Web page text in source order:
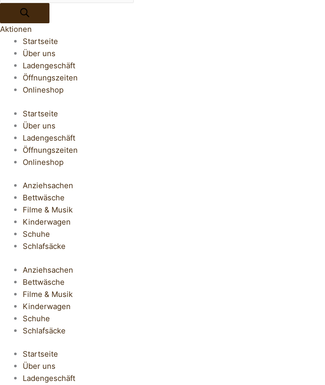
Aktionen
Startseite
Über uns
Ladengeschäft
Öffnungszeiten
Onlineshop
Startseite
Über uns
Ladengeschäft
Öffnungszeiten
Onlineshop
Anziehsachen
Bettwäsche
Filme & Musik
Kinderwagen
Schuhe
Schlafsäcke
Anziehsachen
Bettwäsche
Filme & Musik
Kinderwagen
Schuhe
Schlafsäcke
Startseite
Über uns
Ladengeschäft